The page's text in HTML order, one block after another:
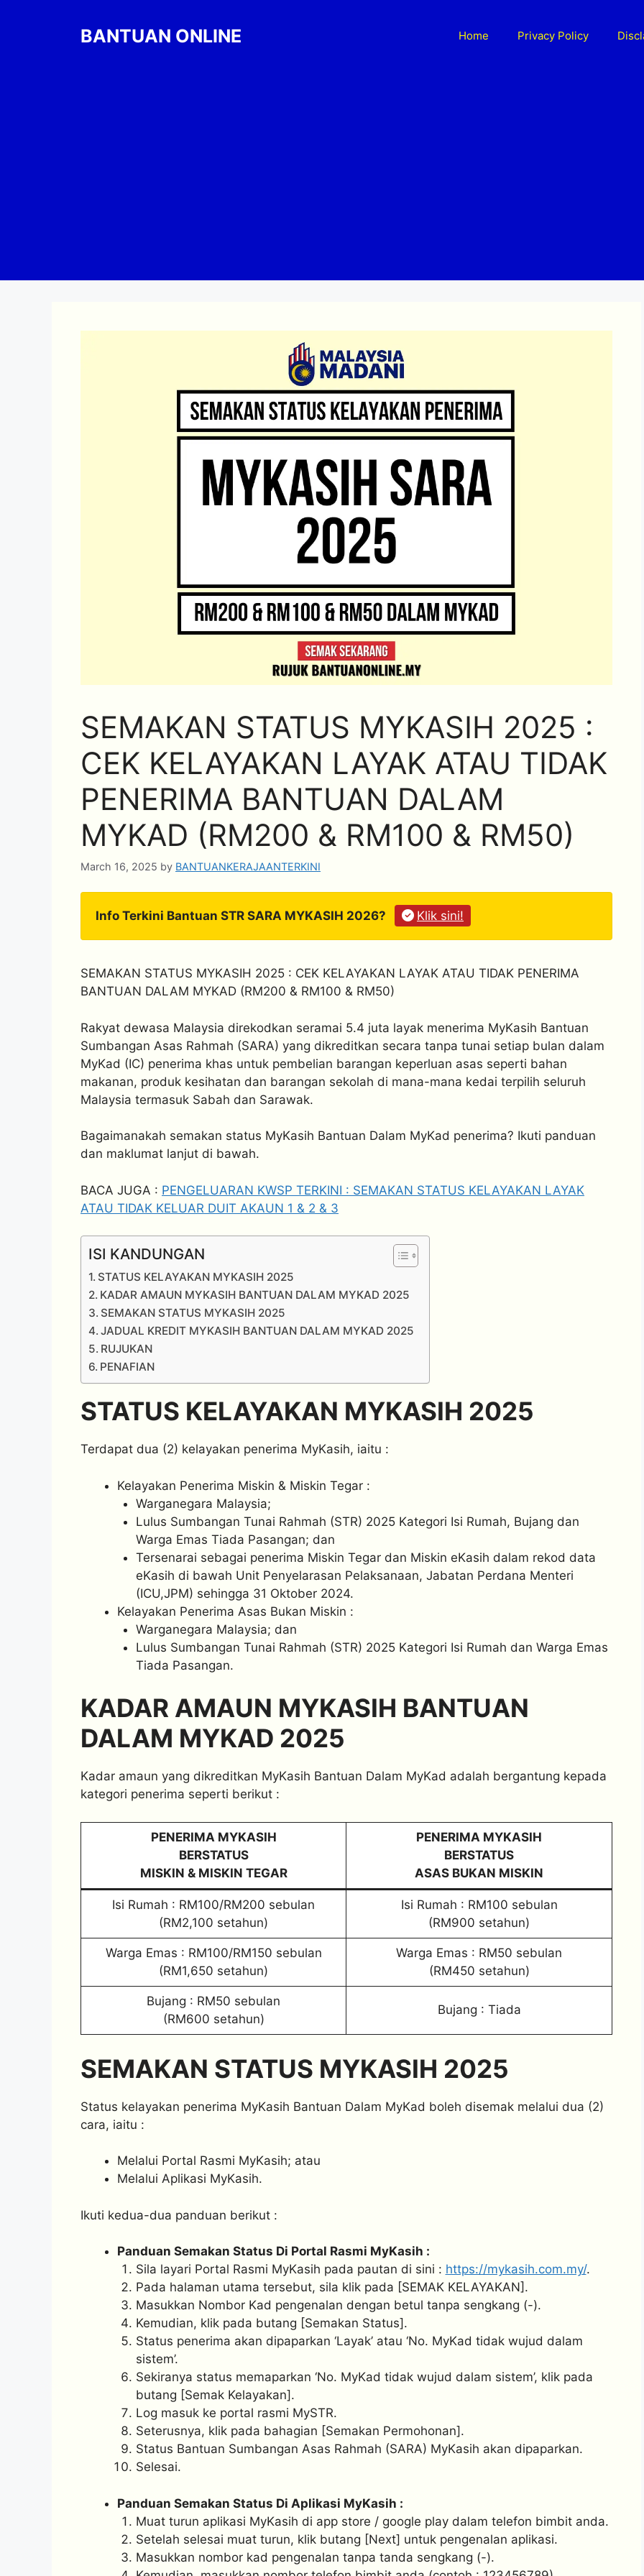
BANTUAN ONLINE Home Privacy Policy
SEMAKAN STATUS MYKASIH 2025 :
CEK KELAYAKAN LAYAK ATAU TIDAK
PENERIMA BANTUAN DALAM
MYKAD (RM200 & RM100 & RM50)
March 16, 2025 by BANTUANKERAJAANTERKINI
Info Terkini Bantuan STR SARA MYKASIH 2026? Klik sini!
SEMAKAN STATUS MYKASIH 2025 : CEK KELAYAKAN LAYAK ATAU TIDAK PENERIMA
BANTUAN DALAM MYKAD (RM200 & RM100 & RM50)
Rakyat dewasa Malaysia direkodkan seramai 5.4 juta layak menerima MyKasih Bantuan
Sumbangan Asas Rahmah (SARA) yang dikreditkan secara tanpa tunai setiap bulan dalam
MyKad (IC) penerima khas untuk pembelian barangan keperluan asas seperti bahan
makanan, produk kesihatan dan barangan sekolah di mana-mana kedai terpilih seluruh
Malaysia termasuk Sabah dan Sarawak.
Bagaimanakah semakan status MyKasih Bantuan Dalam MyKad penerima? Ikuti panduan
dan maklumat lanjut di bawah.
BACA JUGA : PENGELUARAN KWSP TERKINI : SEMAKAN STATUS KELAYAKAN LAYAK
ATAU TIDAK KELUAR DUIT AKAUN 1 & 2 & 3
ISI KANDUNGAN
STATUS KELAYAKAN MYKASIH 2025
KADAR AMAUN MYKASIH BANTUAN DALAM MYKAD 2025
SEMAKAN STATUS MYKASIH 2025
JADUAL KREDIT MYKASIH BANTUAN DALAM MYKAD 2025
RUJUKAN
PENAFIAN
STATUS KELAYAKAN MYKASIH 2025
Terdapat dua (2) kelayakan penerima MyKasih, iaitu :
Kelayakan Penerima Miskin & Miskin Tegar :
Warganegara Malaysia;
Lulus Sumbangan Tunai Rahmah (STR) 2025 Kategori Isi Rumah, Bujang dan
Warga Emas Tiada Pasangan; dan
Tersenarai sebagai penerima Miskin Tegar dan Miskin eKasih dalam rekod data
eKasih di bawah Unit Penyelarasan Pelaksanaan, Jabatan Perdana Menteri
(ICU,JPM) sehingga 31 Oktober 2024.
Kelayakan Penerima Asas Bukan Miskin :
Warganegara Malaysia; dan
Lulus Sumbangan Tunai Rahmah (STR) 2025 Kategori Isi Rumah dan Warga Emas
Tiada Pasangan.
KADAR AMAUN MYKASIH BANTUAN
DALAM MYKAD 2025
Kadar amaun yang dikreditkan MyKasih Bantuan Dalam MyKad adalah bergantung kepada
kategori penerima seperti berikut :
PENERIMA MYKASIH
BERSTATUS
MISKIN & MISKIN TEGAR
PENERIMA MYKASIH
BERSTATUS
ASAS BUKAN MISKIN
Isi Rumah : RM100/RM200 sebulan
(RM2,100 setahun)
Isi Rumah : RM100 sebulan
(RM900 setahun)
Warga Emas : RM100/RM150 sebulan
(RM1,650 setahun)
Warga Emas : RM50 sebulan
(RM450 setahun)
Bujang : RM50 sebulan
(RM600 setahun)
Bujang : Tiada
SEMAKAN STATUS MYKASIH 2025
Status kelayakan penerima MyKasih Bantuan Dalam MyKad boleh disemak melalui dua (2)
cara, iaitu :
Melalui Portal Rasmi MyKasih; atau
Melalui Aplikasi MyKasih.
Ikuti kedua-dua panduan berikut :
Panduan Semakan Status Di Portal Rasmi MyKasih :
Sila layari Portal Rasmi MyKasih pada pautan di sini : https://mykasih.com.my/.
Pada halaman utama tersebut, sila klik pada [SEMAK KELAYAKAN].
Masukkan Nombor Kad pengenalan dengan betul tanpa sengkang (-).
Kemudian, klik pada butang [Semakan Status].
Status penerima akan dipaparkan ‘Layak’ atau ‘No. MyKad tidak wujud dalam
sistem’.
Sekiranya status memaparkan ‘No. MyKad tidak wujud dalam sistem’, klik pada
butang [Semak Kelayakan].
Log masuk ke portal rasmi MySTR.
Seterusnya, klik pada bahagian [Semakan Permohonan].
Status Bantuan Sumbangan Asas Rahmah (SARA) MyKasih akan dipaparkan.
Selesai.
Panduan Semakan Status Di Aplikasi MyKasih :
Muat turun aplikasi MyKasih di app store / google play dalam telefon bimbit anda.
Setelah selesai muat turun, klik butang [Next] untuk pengenalan aplikasi.
Masukkan nombor kad pengenalan tanpa tanda sengkang (-).